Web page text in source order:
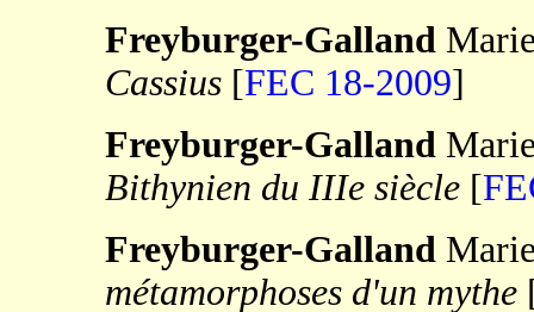
Freyburger-Galland
Cassius [FEC 18-2009]
Freyburger-Galland
Bithynien du IIIe siècle [
Freyburger-Galland
métamorphoses d'un mythe